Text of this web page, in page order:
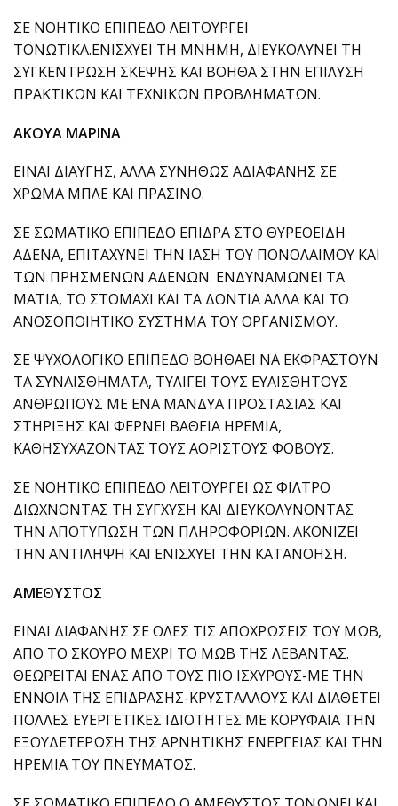
ΣΕ ΝΟΗΤΙΚΟ ΕΠΙΠΕΔΟ ΛΕΙΤΟΥΡΓΕΙ
ΤΟΝΩΤΙΚΑ.ΕΝΙΣΧΥΕΙ ΤΗ ΜΝΗΜΗ, ΔΙΕΥΚΟΛΥΝΕΙ ΤΗ
ΣΥΓΚΕΝΤΡΩΣΗ ΣΚΕΨΗΣ ΚΑΙ ΒΟΗΘΑ ΣΤΗΝ ΕΠΙΛΥΣΗ
ΠΡΑΚΤΙΚΩΝ ΚΑΙ ΤΕΧΝΙΚΩΝ ΠΡΟΒΛΗΜΑΤΩΝ.
ΑΚΟΥΑ ΜΑΡΙΝΑ
ΕΙΝΑΙ ΔΙΑΥΓΗΣ, ΑΛΛΑ ΣΥΝΗΘΩΣ ΑΔΙΑΦΑΝΗΣ ΣΕ
ΧΡΩΜΑ ΜΠΛΕ ΚΑΙ ΠΡΑΣΙΝΟ.
ΣΕ ΣΩΜΑΤΙΚΟ ΕΠΙΠΕΔΟ ΕΠΙΔΡΑ ΣΤΟ ΘΥΡΕΟΕΙΔΗ
ΑΔΕΝΑ, ΕΠΙΤΑΧΥΝΕΙ ΤΗΝ ΙΑΣΗ ΤΟΥ ΠΟΝΟΛΑΙΜΟΥ ΚΑΙ
ΤΩΝ ΠΡΗΣΜΕΝΩΝ ΑΔΕΝΩΝ. ΕΝΔΥΝΑΜΩΝΕΙ ΤΑ
ΜΑΤΙΑ, ΤΟ ΣΤΟΜΑΧΙ ΚΑΙ ΤΑ ΔΟΝΤΙΑ ΑΛΛΑ ΚΑΙ ΤΟ
ΑΝΟΣΟΠΟΙΗΤΙΚΟ ΣΥΣΤΗΜΑ ΤΟΥ ΟΡΓΑΝΙΣΜΟΥ.
ΣΕ ΨΥΧΟΛΟΓΙΚΟ ΕΠΙΠΕΔΟ ΒΟΗΘΑΕΙ ΝΑ ΕΚΦΡΑΣΤΟΥΝ
ΤΑ ΣΥΝΑΙΣΘΗΜΑΤΑ, ΤΥΛΙΓΕΙ ΤΟΥΣ ΕΥΑΙΣΘΗΤΟΥΣ
ΑΝΘΡΩΠΟΥΣ ΜΕ ΕΝΑ ΜΑΝΔΥΑ ΠΡΟΣΤΑΣΙΑΣ ΚΑΙ
ΣΤΗΡΙΞΗΣ ΚΑΙ ΦΕΡΝΕΙ ΒΑΘΕΙΑ ΗΡΕΜΙΑ,
ΚΑΘΗΣΥΧΑΖΟΝΤΑΣ ΤΟΥΣ ΑΟΡΙΣΤΟΥΣ ΦΟΒΟΥΣ.
ΣΕ ΝΟΗΤΙΚΟ ΕΠΙΠΕΔΟ ΛΕΙΤΟΥΡΓΕΙ ΩΣ ΦΙΛΤΡΟ
ΔΙΩΧΝΟΝΤΑΣ ΤΗ ΣΥΓΧΥΣΗ ΚΑΙ ΔΙΕΥΚΟΛΥΝΟΝΤΑΣ
ΤΗΝ ΑΠΟΤΥΠΩΣΗ ΤΩΝ ΠΛΗΡΟΦΟΡΙΩΝ. ΑΚΟΝΙΖΕΙ
ΤΗΝ ΑΝΤΙΛΗΨΗ ΚΑΙ ΕΝΙΣΧΥΕΙ ΤΗΝ ΚΑΤΑΝΟΗΣΗ.
ΑΜΕΘΥΣΤΟΣ
ΕΙΝΑΙ ΔΙΑΦΑΝΗΣ ΣΕ ΟΛΕΣ ΤΙΣ ΑΠΟΧΡΩΣΕΙΣ ΤΟΥ ΜΩΒ,
ΑΠΟ ΤΟ ΣΚΟΥΡΟ ΜΕΧΡΙ ΤΟ ΜΩΒ ΤΗΣ ΛΕΒΑΝΤΑΣ.
ΘΕΩΡΕΙΤΑΙ ΕΝΑΣ ΑΠΟ ΤΟΥΣ ΠΙΟ ΙΣΧΥΡΟΥΣ-ΜΕ ΤΗΝ
ΕΝΝΟΙΑ ΤΗΣ ΕΠΙΔΡΑΣΗΣ-ΚΡΥΣΤΑΛΛΟΥΣ ΚΑΙ ΔΙΑΘΕΤΕΙ
ΠΟΛΛΕΣ ΕΥΕΡΓΕΤΙΚΕΣ ΙΔΙΟΤΗΤΕΣ ΜΕ ΚΟΡΥΦΑΙΑ ΤΗΝ
ΕΞΟΥΔΕΤΕΡΩΣΗ ΤΗΣ ΑΡΝΗΤΙΚΗΣ ΕΝΕΡΓΕΙΑΣ ΚΑΙ ΤΗΝ
ΗΡΕΜΙΑ ΤΟΥ ΠΝΕΥΜΑΤΟΣ.